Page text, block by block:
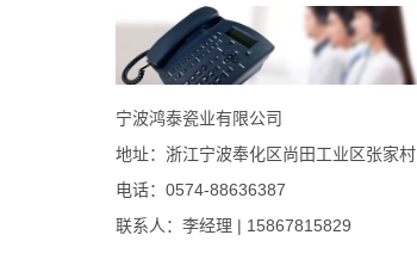
宁波鸿泰瓷业有限公司
地址：浙江宁波奉化区尚田工业区张家村
电话：0574-88636387
联系人：李经理 | 15867815829